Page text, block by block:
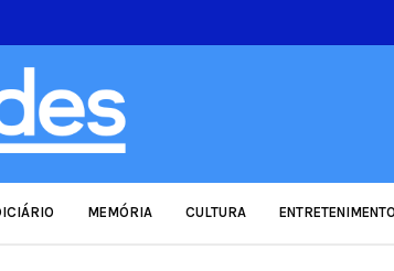
MEMÓRIA CULTURA ENTRETENIMENTO